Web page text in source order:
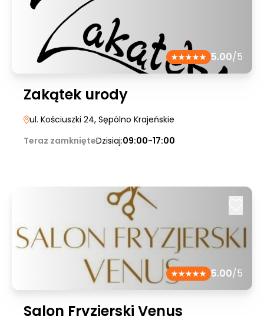
5.00/5
Zakątek urody
ul. Kościuszki 24, Sępólno Krajeńskie
Teraz zamknięteDzisiaj:09:00-17:00
5.00/5
Salon Fryzjerski Venus